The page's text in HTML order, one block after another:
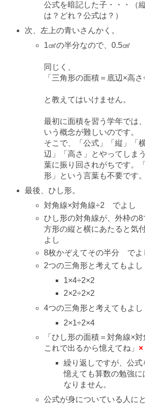
公式を暗記した子・・・（
は？どれ？公式は？）
次、左上の青いさんかく。
1㎠の半分なので、0.5㎠
同じく、
「三角形の面積＝底辺×高さ
と教えてはいけません。
最初に面積を習う学年では
いう概念が難しいのです。
そこで、「公式」「縦」「
辺」「高さ」とやってしま
葉に振り回されがちです。
形」という言葉も不要です。
最後、ひし形。
対角線×対角線÷2 でよし
ひし形の対角線が、外枠の
方形の縦と横にあたると気
よし
8枚かぞえてその半分 でよ
2つの三角形と考えてもよし
1×4÷2×2
2×2÷2×2
4つの三角形と考えてもよし
2×1÷2×4
「ひし形の面積＝対角線×
これで出るから憶えてね」×
繰り返しですが、公式
憶えても算数の勉強に
なりません。
公式が身についている人に